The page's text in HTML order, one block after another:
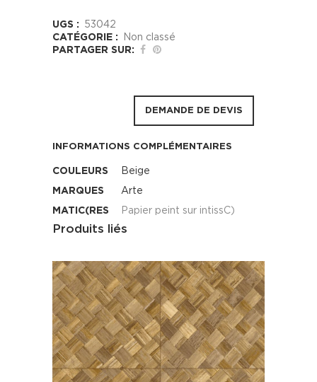
UGS :
53042
CATÉGORIE :
Non classé
PARTAGER SUR:
DEMANDE DE DEVIS
INFORMATIONS COMPLÉMENTAIRES
COULEURS
Beige
MARQUES
Arte
MATIC(RES
Papier peint sur intissC)
Produits liés